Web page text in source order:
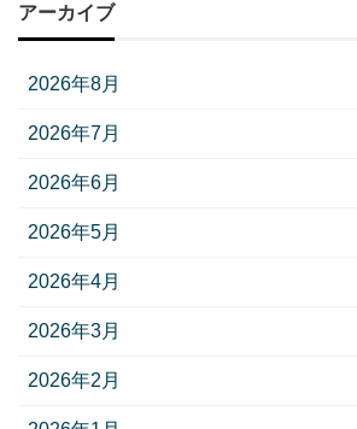
アーカイブ
2026年8月
2026年7月
2026年6月
2026年5月
2026年4月
2026年3月
2026年2月